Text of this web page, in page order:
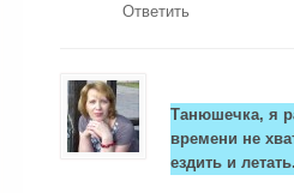
Ответить
Танюшечка, я
времени не
ездить и